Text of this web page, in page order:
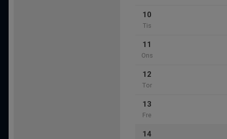
10
Tis
11
Ons
12
Tor
13
Fre
14